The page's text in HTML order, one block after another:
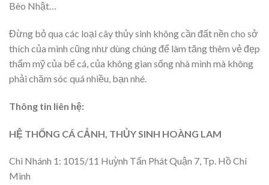
Bèo Nhật…
Đừng bỏ qua các loại cây thủy sinh không cần đất nền cho sở
thích của mình cũng như dùng chúng để làm tăng thêm vẻ đẹp
thẩm mỹ của bể cá, của không gian sống nhà mình mà không
phải chăm sóc quá nhiều, bạn nhé.
Thông tin liên hệ:
HỆ THỐNG CÁ CẢNH, THỦY SINH HOÀNG LAM
Chi Nhánh 1: 1015/11 Huỳnh Tấn Phát Quận 7, Tp. Hồ Chí
Minh